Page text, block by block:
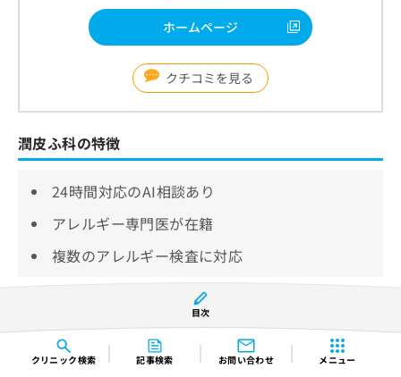
クリニック検索 記事検索 お問い合わせ メニュー
ホームページ
クチコミを見る
潤皮ふ科の特徴
24時間対応のAI相談あり
アレルギー専門医が在籍
複数のアレルギー検査に対応
潤皮ふ科は、24時間対応のAI相談窓口を設けているク
リニックです。
予約や診療内容、費用など、よくある質問の応対がで
目次